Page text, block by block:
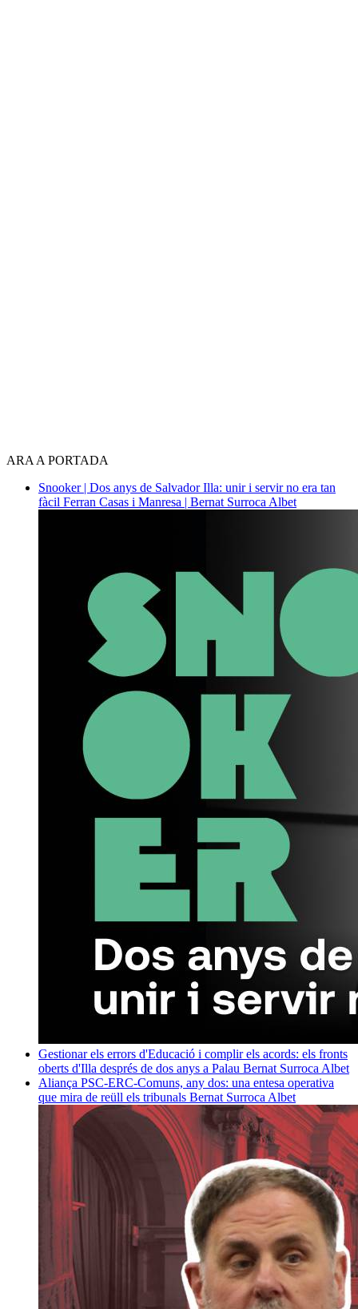
ARA A PORTADA
Snooker | Dos anys de Salvador Illa: unir i servir no era tan
fàcil Ferran Casas i Manresa | Bernat Surroca Albet
Gestionar els errors d'Educació i complir els acords: els fronts
oberts d'Illa després de dos anys a Palau Bernat Surroca Albet
Aliança PSC-ERC-Comuns, any dos: una entesa operativa
que mira de reüll els tribunals Bernat Surroca Albet